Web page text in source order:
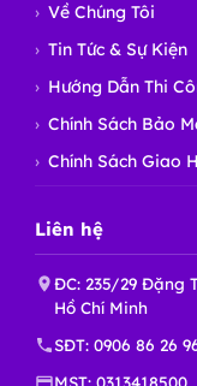
Về Chúng Tôi
Tin Tức & Sự Kiện
Hướng Dẫn Thi
Chính Sách Bảo
Chính Sách Giao
Liên hệ
ĐC: 235/29 Đặng
Hồ Chí Minh
SĐT: 0906 86 26